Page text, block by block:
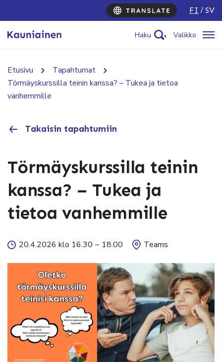
FI SV
Haku Valikko
Etusivu
Tapahtumat
Törmäyskurssilla teinin kanssa? – Tukea ja tietoa
vanhemmille
Takaisin tapahtumiin
Törmäyskurssilla teinin
kanssa? – Tukea ja
tietoa vanhemmille
20.4.2026 klo 16.30 – 18.00 Teams